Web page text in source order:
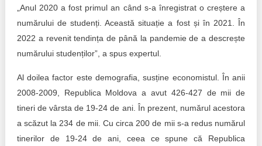
„Anul 2020 a fost primul an când s-a înregistrat o creștere a
numărului de studenți. Această situație a fost și în 2021. În
2022 a revenit tendința de până la pandemie de a descrește
numărului studenților”, a spus expertul.
Al doilea factor este demografia, susține economistul. În anii
2008-2009, Republica Moldova a avut 426-427 de mii de
tineri de vârsta de 19-24 de ani. În prezent, numărul acestora
a scăzut la 234 de mii. Cu circa 200 de mii s-a redus numărul
tinerilor de 19-24 de ani, ceea ce spune că Republica